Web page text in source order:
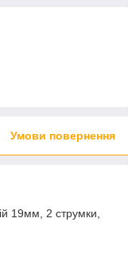
Умови повернення
19мм, 2 струмки,